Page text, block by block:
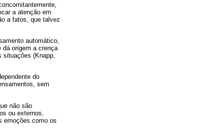
a atenção em
a fatos, que talvez
automático,
dá origem a crença
situações (Knapp,
do
sem
não são
ou externos,
emoções como os